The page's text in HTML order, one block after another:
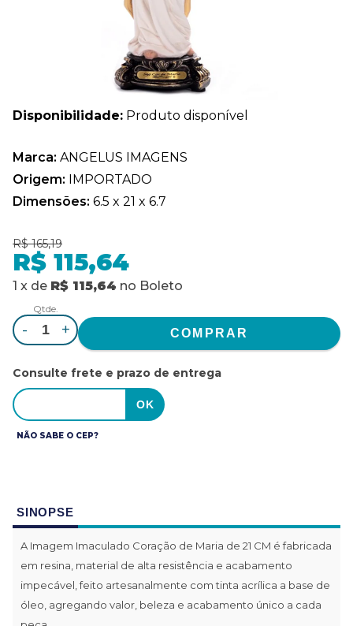
Disponibilidade: Produto disponível
Marca: ANGELUS IMAGENS
Origem: IMPORTADO
Dimensões: 6.5 x 21 x 6.7
R$ 165,19
R$ 115,64
1 x de R$ 115,64 no Boleto
Qtde.
- +
Consulte frete e prazo de entrega
NÃO SABE O CEP?
SINOPSE
A Imagem Imaculado Coração de Maria de 21 CM é fabricada
em resina, material de alta resistência e acabamento
impecável, feito artesanalmente com tinta acrílica a base de
óleo, agregando valor, beleza e acabamento único a cada